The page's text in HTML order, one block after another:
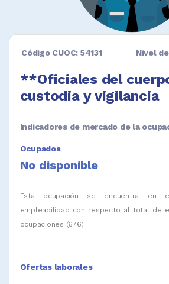
Código CUOC: 54131
**Oficiales del
custodia y vigilancia
Nivel
Indicadores de mercado de la
Ocupados
No disponible
Esta ocupación se encuentra
empleabilidad con respecto al total de
ocupaciones (676).
Ofertas laborales